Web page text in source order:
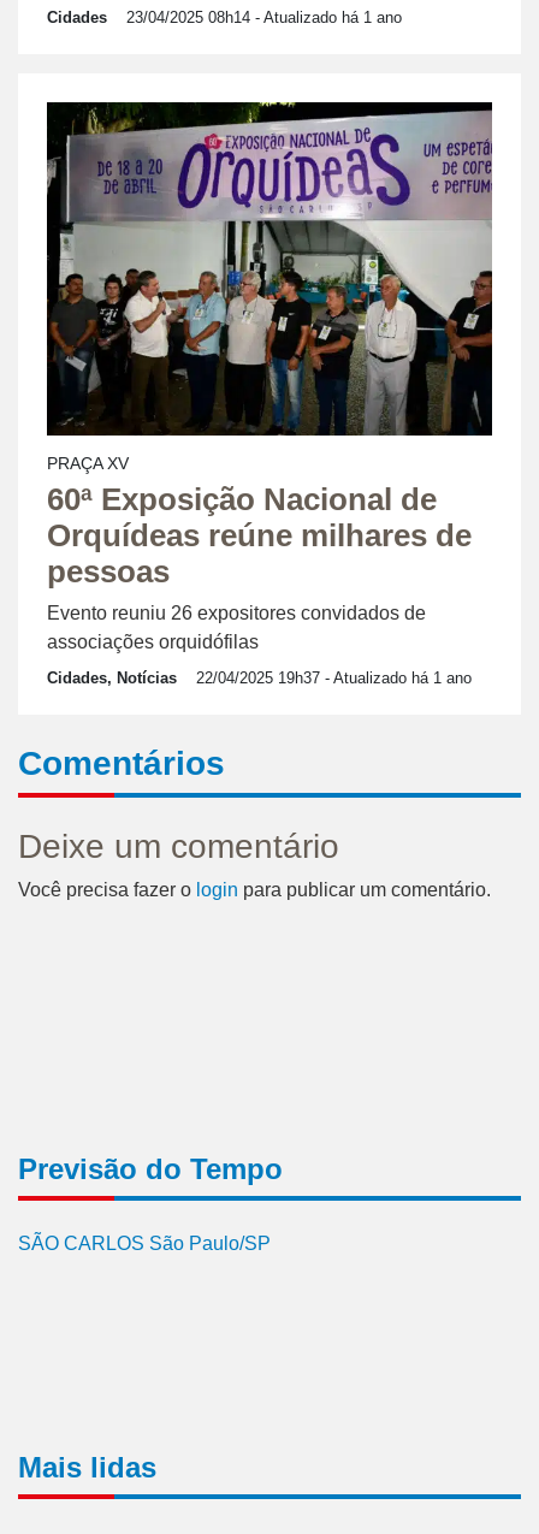
Cidades 23/04/2025 08h14 - Atualizado há 1 ano
PRAÇA XV
60ª Exposição Nacional de
Orquídeas reúne milhares de
pessoas
Evento reuniu 26 expositores convidados de
associações orquidófilas
Cidades, Notícias 22/04/2025 19h37 - Atualizado há 1 ano
Comentários
Deixe um comentário
Você precisa fazer o login para publicar um comentário.
Previsão do Tempo
SÃO CARLOS São Paulo/SP
Mais lidas